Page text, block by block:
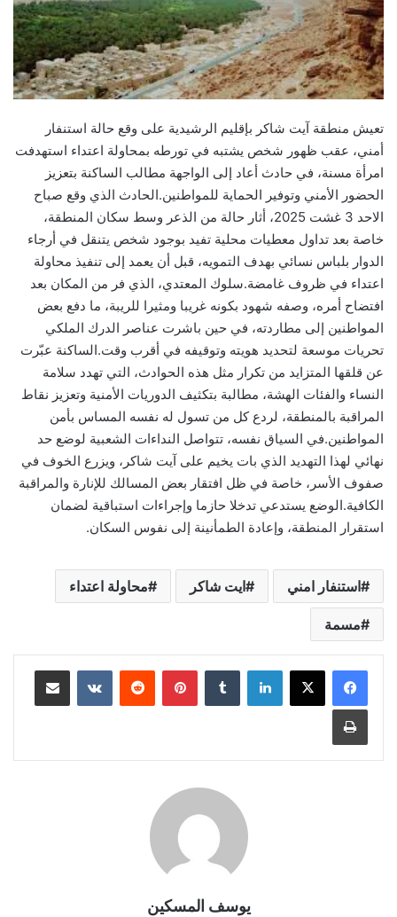
تعيش منطقة آيت شاكر بإقليم الرشيدية على وقع حالة استنفار
أمني، عقب ظهور شخص يشتبه في تورطه بمحاولة اعتداء استهدفت
امرأة مسنة، في حادث أعاد إلى الواجهة مطالب الساكنة بتعزيز
الحضور الأمني وتوفير الحماية للمواطنين.الحادث الذي وقع صباح
الاحد 3 غشت 2025، أثار حالة من الذعر وسط سكان المنطقة،
خاصة بعد تداول معطيات محلية تفيد بوجود شخص يتنقل في أرجاء
الدوار بلباس نسائي بهدف التمويه، قبل أن يعمد إلى تنفيذ محاولة
اعتداء في ظروف غامضة.سلوك المعتدي، الذي فر من المكان بعد
افتضاح أمره، وصفه شهود بكونه غريبا ومثيرا للريبة، ما دفع بعض
المواطنين إلى مطاردته، في حين باشرت عناصر الدرك الملكي
تحريات موسعة لتحديد هويته وتوقيفه في أقرب وقت.الساكنة عبّرت
عن قلقها المتزايد من تكرار مثل هذه الحوادث، التي تهدد سلامة
النساء والفئات الهشة، مطالبة بتكثيف الدوريات الأمنية وتعزيز نقاط
المراقبة بالمنطقة، لردع كل من تسول له نفسه المساس بأمن
المواطنين.في السياق نفسه، تتواصل النداءات الشعبية لوضع حد
نهائي لهذا التهديد الذي بات يخيم على آيت شاكر، ويزرع الخوف في
صفوف الأسر، خاصة في ظل افتقار بعض المسالك للإنارة والمراقبة
الكافية.الوضع يستدعي تدخلا حازما وإجراءات استباقية لضمان
استقرار المنطقة، وإعادة الطمأنينة إلى نفوس السكان.
استنفار امني ايت شاكر محاولة اعتداء
مسمة
لينكدإن بينتيريست مشاركة عبر البريد
طباعة
يوسف المسكين